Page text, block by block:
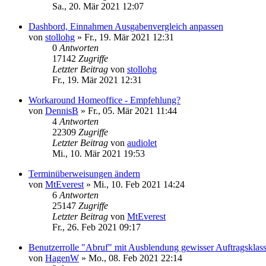
Sa., 20. Mär 2021 12:07
Dashbord, Einnahmen Ausgabenvergleich anpassen
von stollohg » Fr., 19. Mär 2021 12:31
0 Antworten
17142 Zugriffe
Letzter Beitrag von stollohg
Fr., 19. Mär 2021 12:31
Workaround Homeoffice - Empfehlung?
von DennisB » Fr., 05. Mär 2021 11:44
4 Antworten
22309 Zugriffe
Letzter Beitrag von audiolet
Mi., 10. Mär 2021 19:53
Terminüberweisungen ändern
von MtEverest » Mi., 10. Feb 2021 14:24
6 Antworten
25147 Zugriffe
Letzter Beitrag von MtEverest
Fr., 26. Feb 2021 09:17
Benutzerrolle "Abruf" mit Ausblendung gewisser
von HagenW » Mo., 08. Feb 2021 22:14